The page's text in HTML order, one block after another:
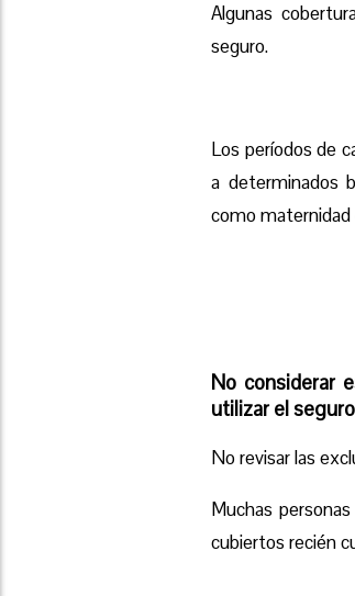
Algunas
seguro.
Los períodos de
a determinados
como maternidad
No considerar
utilizar el
No revisar las
Muchas
cubiertos recién